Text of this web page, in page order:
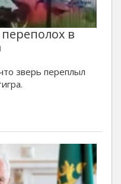
в
зверь переплыл